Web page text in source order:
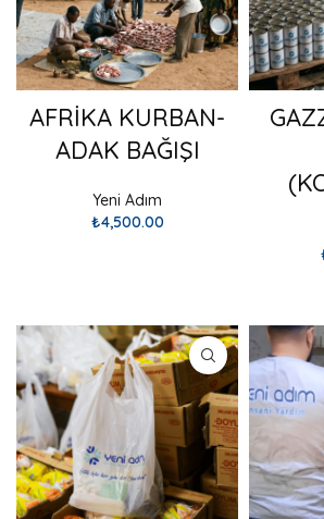
AFRİKA KURBAN-
ADAK BAĞIŞI
Yeni Adım
₺4,500.00